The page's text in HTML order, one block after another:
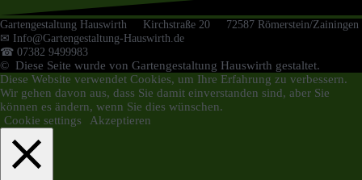
Gartengestaltung Hauswirth Kirchstraße 20 72587 Römerstein/Zainingen
✉ Info@Gartengestaltung-Hauswirth.de
☎ 07382 9499983
© Diese Seite wurde von Gartengestaltung Hauswirth gestaltet.
Diese Website verwendet Cookies, um Ihre Erfahrung zu verbessern.
Wir gehen davon aus, dass Sie damit einverstanden sind, aber Sie
können es ändern, wenn Sie dies wünschen.
Cookie settings
Akzeptieren